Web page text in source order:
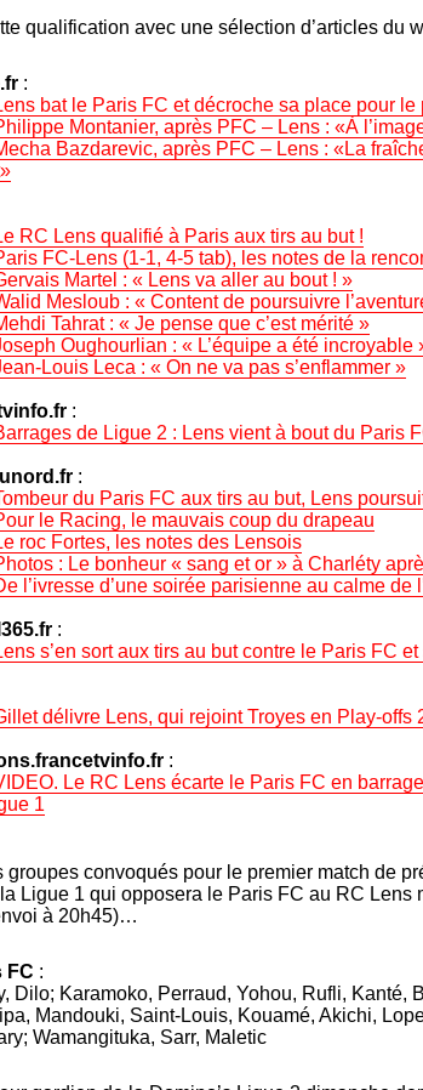
qualification avec une sélection d’articles du
:
bat le Paris FC et décroche sa place pour
Montanier, après PFC – Lens : «À
Bazdarevic, après PFC – Lens : «La
RC Lens qualifié à Paris aux tirs au but !
FC-Lens (1-1, 4-5 tab), les notes de la
Martel : « Lens va aller au bout ! »
Mesloub : « Content de poursuivre
Tahrat : « Je pense que c’est mérité »
Oughourlian : « L’équipe a été incroyable
Louis Leca : « On ne va pas s’enflammer »
:
de Ligue 2 : Lens vient à bout du Paris
:
du Paris FC aux tirs au but, Lens
le Racing, le mauvais coup du drapeau
roc Fortes, les notes des Lensois
: Le bonheur « sang et or » à Charléty
l’ivresse d’une soirée parisienne au calme de
:
s’en sort aux tirs au but contre le Paris FC
délivre Lens, qui rejoint Troyes en Play-offs
:
Le RC Lens écarte le Paris FC en
1
groupes convoqués pour le premier match de
Ligue 1 qui opposera le Paris FC au RC Lens
à 20h45)…
FC :
Dilo; Karamoko, Perraud, Yohou, Rufli, Kanté,
Mandouki, Saint-Louis, Kouamé, Akichi,
Wamangituka, Sarr, Maletic